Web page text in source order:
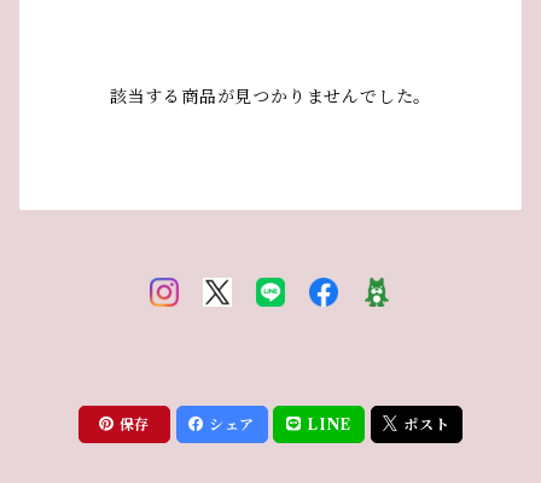
該当する商品が見つかりませんでした。
保存 シェア LINE ポスト